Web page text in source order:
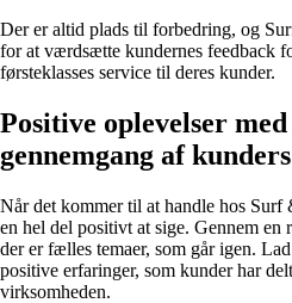
Der er altid plads til forbedring, og
for at værdsætte kundernes feedback
førsteklasses service til deres kunder.
Positive oplevelser
gennemgang af
Når det kommer til at handle hos Surf
en hel del positivt at sige. Gennem
der er fælles temaer, som går igen.
positive erfaringer, som kunder har
virksomheden.